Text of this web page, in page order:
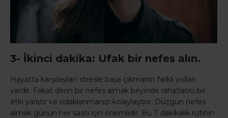
3- İkinci dakika: Ufak bir nefes alın.
Hayatta karşılaşılan stresle başa çıkmanın farklı yolları
vardır. Fakat derin bir nefes almak beyinde rahatlatıcı bir
etki yaratır ve odaklanmanızı kolaylaştırır. Düzgün nefes
almak günün her saati için önemlidir. Bu 7 dakikalık rutinin